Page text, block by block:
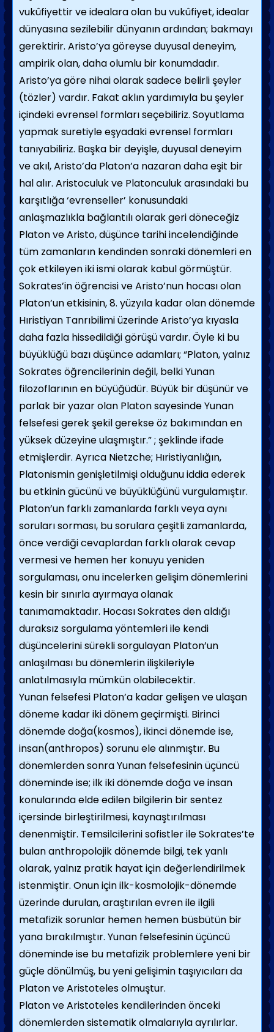
vukûfiyettir ve idealara olan bu vukûfiyet, idealar
dünyasına sezilebilir dünyanın ardından; bakmayı
gerektirir. Aristo’ya göreyse duyusal deneyim,
ampirik olan, daha olumlu bir konumdadır.
Aristo’ya göre nihai olarak sadece belirli şeyler
(tözler) vardır. Fakat aklın yardımıyla bu şeyler
içindeki evrensel formları seçebiliriz. Soyutlama
yapmak suretiyle eşyadaki evrensel formları
tanıyabiliriz. Başka bir deyişle, duyusal deneyim
ve akıl, Aristo’da Platon’a nazaran daha eşit bir
hal alır. Aristoculuk ve Platonculuk arasındaki bu
karşıtlığa ‘evrenseller’ konusundaki
anlaşmazlıkla bağlantılı olarak geri döneceğiz
Platon ve Aristo, düşünce tarihi incelendiğinde
tüm zamanların kendinden sonraki dönemleri en
çok etkileyen iki ismi olarak kabul görmüştür.
Sokrates’in öğrencisi ve Aristo’nun hocası olan
Platon’un etkisinin, 8. yüzyıla kadar olan dönemde
Hıristiyan Tanrıbilimi üzerinde Aristo’ya kıyasla
daha fazla hissedildiği görüşü vardır. Öyle ki bu
büyüklüğü bazı düşünce adamları; “Platon, yalnız
Sokrates öğrencilerinin değil, belki Yunan
filozoflarının en büyüğüdür. Büyük bir düşünür ve
parlak bir yazar olan Platon sayesinde Yunan
felsefesi gerek şekil gerekse öz bakımından en
yüksek düzeyine ulaşmıştır.” ; şeklinde ifade
etmişlerdir. Ayrıca Nietzche; Hıristiyanlığın,
Platonismin genişletilmişi olduğunu iddia ederek
bu etkinin gücünü ve büyüklüğünü vurgulamıştır.
Platon’un farklı zamanlarda farklı veya aynı
soruları sorması, bu sorulara çeşitli zamanlarda,
önce verdiği cevaplardan farklı olarak cevap
vermesi ve hemen her konuyu yeniden
sorgulaması, onu incelerken gelişim dönemlerini
kesin bir sınırla ayırmaya olanak
tanımamaktadır. Hocası Sokrates den aldığı
duraksız sorgulama yöntemleri ile kendi
düşüncelerini sürekli sorgulayan Platon’un
anlaşılması bu dönemlerin ilişkileriyle
anlatılmasıyla mümkün olabilecektir.
Yunan felsefesi Platon’a kadar gelişen ve ulaşan
döneme kadar iki dönem geçirmişti. Birinci
dönemde doğa(kosmos), ikinci dönemde ise,
insan(anthropos) sorunu ele alınmıştır. Bu
dönemlerden sonra Yunan felsefesinin üçüncü
döneminde ise; ilk iki dönemde doğa ve insan
konularında elde edilen bilgilerin bir sentez
içersinde birleştirilmesi, kaynaştırılması
denenmiştir. Temsilcilerini sofistler ile Sokrates’te
bulan anthropolojik dönemde bilgi, tek yanlı
olarak, yalnız pratik hayat için değerlendirilmek
istenmiştir. Onun için ilk-kosmolojik-dönemde
üzerinde durulan, araştırılan evren ile ilgili
metafizik sorunlar hemen hemen büsbütün bir
yana bırakılmıştır. Yunan felsefesinin üçüncü
döneminde ise bu metafizik problemlere yeni bir
güçle dönülmüş, bu yeni gelişimin taşıyıcıları da
Platon ve Aristoteles olmuştur.
Platon ve Aristoteles kendilerinden önceki
dönemlerden sistematik olmalarıyla ayrılırlar.